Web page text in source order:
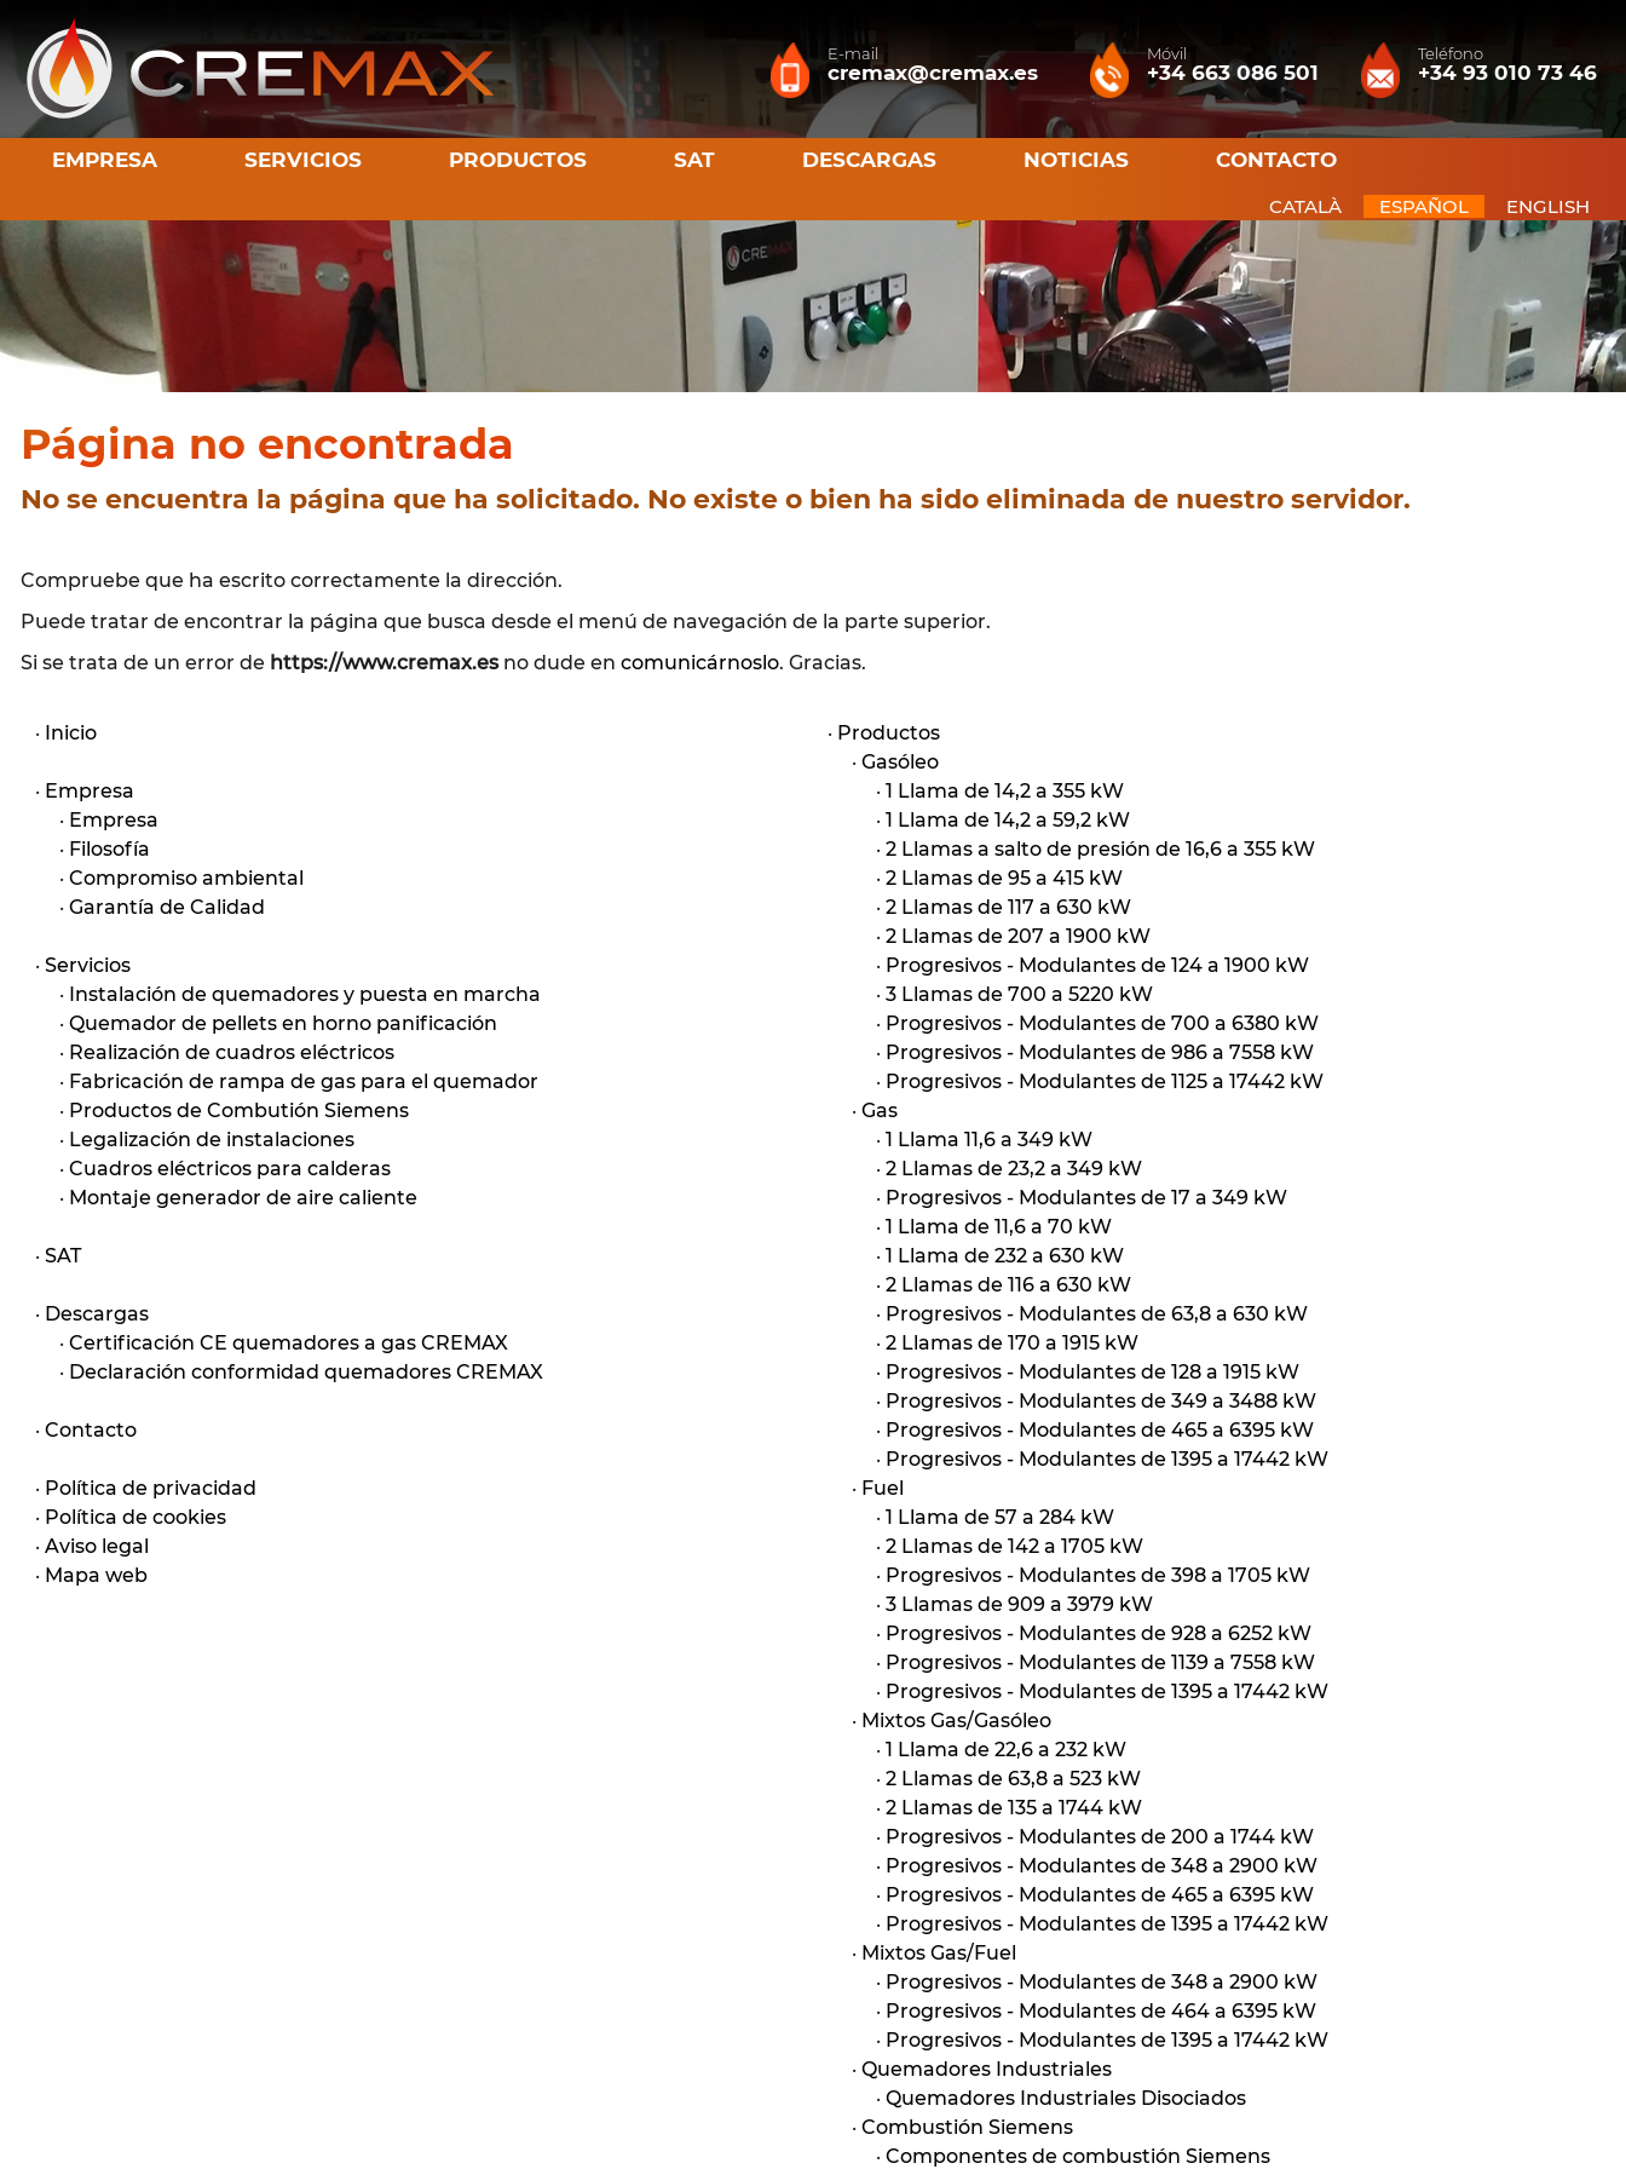
E-mail
cremax@cremax.es
Móvil
+34 663 086 501
Teléfono
+34 93 010 73 46
EMPRESA SERVICIOS PRODUCTOS SAT DESCARGAS NOTICIAS CONTACTO
CATALÀ ESPAÑOL ENGLISH
Página no encontrada
No se encuentra la página que ha solicitado. No existe o bien ha sido eliminada de nuestro servidor.
Compruebe que ha escrito correctamente la dirección.
Puede tratar de encontrar la página que busca desde el menú de navegación de la parte superior.
Si se trata de un error de https://www.cremax.esno dude encomunicárnoslo. Gracias.
· Inicio
· Empresa
· Empresa
· Filosofía
·Compromiso ambiental
·Garantía de Calidad
·Servicios
· Instalación de quemadores y puesta en marcha
·Quemador de pellets en horno panificación
· Realización de cuadros eléctricos
· Fabricación de rampa de gas para el quemador
· Productos de Combutión Siemens
· Legalización de instalaciones
·Cuadros eléctricos para calderas
· Montaje generador de aire caliente
·SAT
· Descargas
·Certificación CE quemadores a gas CREMAX
· Declaración conformidad quemadores CREMAX
·Contacto
· Política de privacidad
· Política de cookies
·Aviso legal
· Mapa web
· Productos
· Gasóleo
· 1 Llama de 14,2 a 355 kW
· 1 Llama de 14,2 a 59,2 kW
· 2 Llamas a salto de presión de 16,6 a 355 kW
· 2 Llamas de 95 a 415 kW
· 2 Llamas de 117 a 630 kW
· 2 Llamas de 207 a 1900 kW
· Progresivos - Modulantes de 124 a 1900 kW
· 3 Llamas de 700 a 5220 kW
· Progresivos - Modulantes de 700 a 6380 kW
· Progresivos - Modulantes de 986 a 7558 kW
· Progresivos - Modulantes de 1125 a 17442 kW
· Gas
· 1 Llama 11,6 a 349 kW
· 2 Llamas de 23,2 a 349 kW
· Progresivos - Modulantes de 17 a 349 kW
· 1 Llama de 11,6 a 70 kW
· 1 Llama de 232 a 630 kW
· 2 Llamas de 116 a 630 kW
· Progresivos - Modulantes de 63,8 a 630 kW
· 2 Llamas de 170 a 1915 kW
· Progresivos - Modulantes de 128 a 1915 kW
· Progresivos - Modulantes de 349 a 3488 kW
· Progresivos - Modulantes de 465 a 6395 kW
· Progresivos - Modulantes de 1395 a 17442 kW
· Fuel
· 1 Llama de 57 a 284 kW
· 2 Llamas de 142 a 1705 kW
· Progresivos - Modulantes de 398 a 1705 kW
· 3 Llamas de 909 a 3979 kW
· Progresivos - Modulantes de 928 a 6252 kW
· Progresivos - Modulantes de 1139 a 7558 kW
· Progresivos - Modulantes de 1395 a 17442 kW
· Mixtos Gas/Gasóleo
· 1 Llama de 22,6 a 232 kW
· 2 Llamas de 63,8 a 523 kW
· 2 Llamas de 135 a 1744 kW
· Progresivos - Modulantes de 200 a 1744 kW
· Progresivos - Modulantes de 348 a 2900 kW
· Progresivos - Modulantes de 465 a 6395 kW
· Progresivos - Modulantes de 1395 a 17442 kW
· Mixtos Gas/Fuel
· Progresivos - Modulantes de 348 a 2900 kW
· Progresivos - Modulantes de 464 a 6395 kW
· Progresivos - Modulantes de 1395 a 17442 kW
· Quemadores Industriales
· Quemadores Industriales Disociados
· Combustión Siemens
· Componentes de combustión Siemens